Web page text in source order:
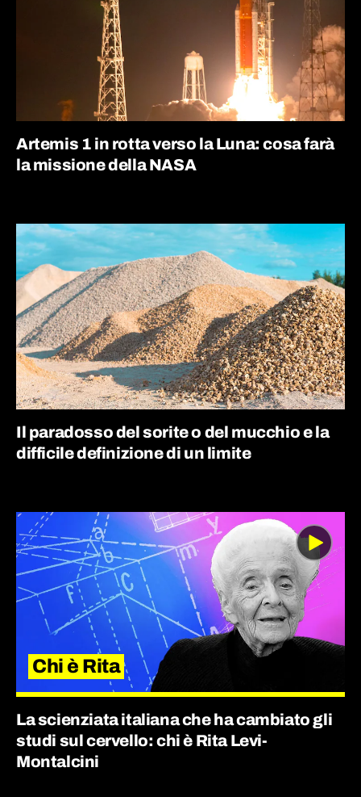
Artemis 1 in rotta verso la Luna: cosa farà
la missione della NASA
Il paradosso del sorite o del mucchio e la
difficile definizione di un limite
Chi è Rita
La scienziata italiana che ha cambiato gli
studi sul cervello: chi è Rita Levi-
Montalcini